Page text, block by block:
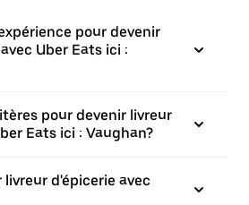
pour devenir
Uber Eats ici :
pour devenir livreur
Eats ici : Vaughan?
d'épicerie avec